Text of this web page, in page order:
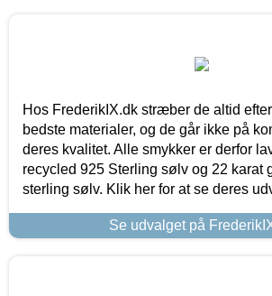
Hos FrederikIX.dk stræber de altid
bedste materialer, og de går ikke på
deres kvalitet. Alle smykker er derfor
recycled 925 Sterling sølv og 22 karat
sterling sølv. Klik her for at se deres
Se udvalget på